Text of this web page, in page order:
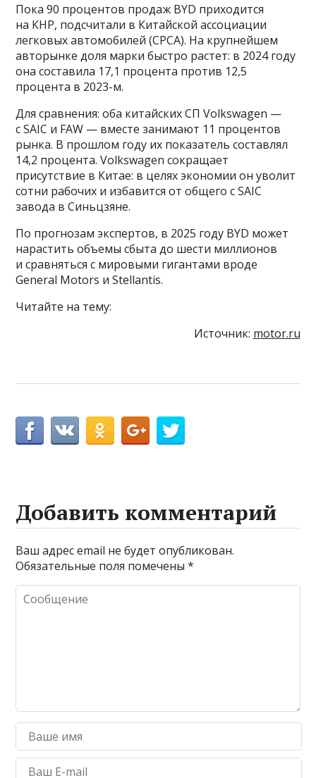
Пока 90 процентов продаж BYD приходится
на КНР, подсчитали в Китайской ассоциации
легковых автомобилей (CPCA). На крупнейшем
авторынке доля марки быстро растет: в 2024 году
она составила 17,1 процента против 12,5
процента в 2023-м.
Для сравнения: оба китайских СП Volkswagen —
с SAIC и FAW — вместе занимают 11 процентов
рынка. В прошлом году их показатель составлял
14,2 процента. Volkswagen сокращает
присутствие в Китае: в целях экономии он уволит
сотни рабочих и избавится от общего с SAIC
завода в Синьцзяне.
По прогнозам экспертов, в 2025 году BYD может
нарастить объемы сбыта до шести миллионов
и сравняться с мировыми гигантами вроде
General Motors и Stellantis.
Читайте на тему:
Источник: motor.ru
Добавить комментарий
Ваш адрес email не будет опубликован.
Обязательные поля помечены*